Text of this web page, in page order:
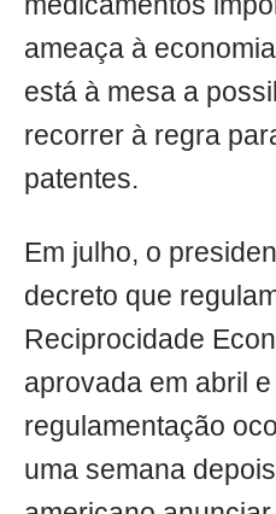
ameaça à
está à mesa a
recorrer à regra
patentes.
Em julho, o
decreto que
Reciprocidade
aprovada em abril
regulamentação
uma semana